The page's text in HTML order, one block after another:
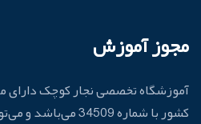
مجوز آموزش
آموزشگاه تخصصی نجار کوچک دارای
کشور با شماره